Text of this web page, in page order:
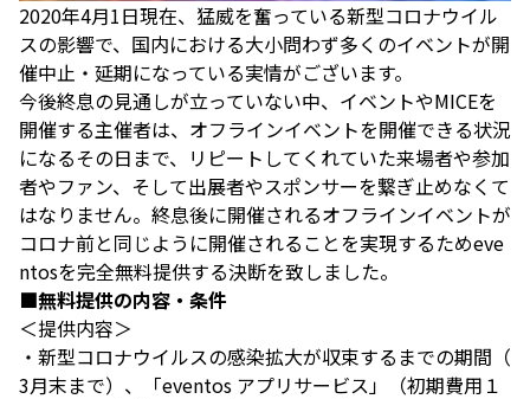
2020年4月1日現在、猛威を奮っている新型コロナウイル
スの影響で、国内における大小問わず多くのイベントが開
催中止・延期になっている実情がございます。
今後終息の見通しが立っていない中、イベントやMICEを
開催する主催者は、オフラインイベントを開催できる状況
になるその日まで、リピートしてくれていた来場者や参加
者やファン、そして出展者やスポンサーを繋ぎ止めなくて
はなりません。終息後に開催されるオフラインイベントが
コロナ前と同じように開催されることを実現するためeve
ntosを完全無料提供する決断を致しました。
■無料提供の内容・条件
＜提供内容＞
・新型コロナウイルスの感染拡大が収束するまでの期間（
3月末まで）、「eventos アプリサービス」（初期費用１